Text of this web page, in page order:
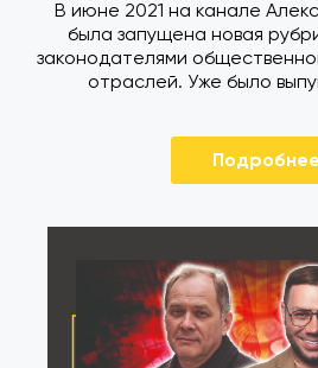
В июне 2021 на канале
была запущена новая
законодателями
отраслей. Уже было
Подробнее